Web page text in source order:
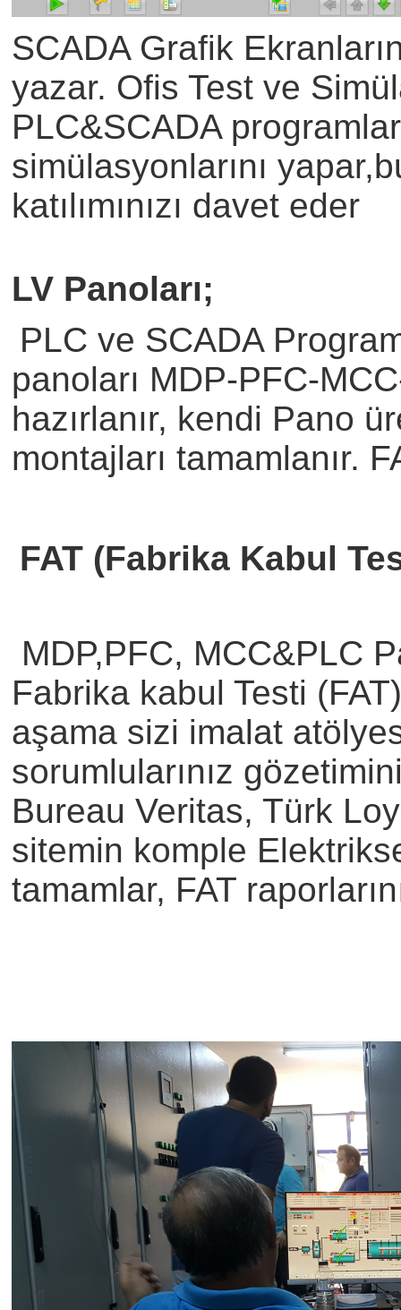
SCADA Grafik
yazar. Ofis Test ve
PLC&SCADA
simülasyonlarını
katılımınızı davet eder
LV Panoları;
PLC ve SCADA
panoları MDP-PFC-
hazırlanır, kendi Pano
montajları tamamlanır.
FAT (Fabrika Kabul
MDP,PFC, MCC&PLC
Fabrika kabul Testi
aşama sizi imalat
sorumlularınız
Bureau Veritas, Türk
sitemin komple
tamamlar, FAT